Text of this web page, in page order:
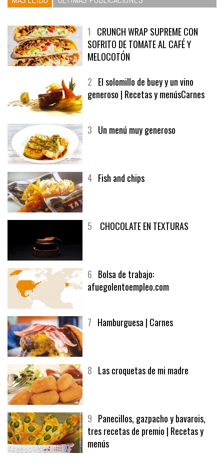
1 CRUNCH WRAP SUPREME CON
SOFRITO DE TOMATE AL CAFÉ Y
MELOCOTÓN
2 El solomillo de buey y un vino
generoso | Recetas y menúsCarnes
3 Un menú muy generoso
4 Fish and chips
5 CHOCOLATE EN TEXTURAS
6 Bolsa de trabajo:
afuegolentoempleo.com
7 Hamburguesa | Carnes
8 Las croquetas de mi madre
9 Panecillos, gazpacho y bavarois,
tres recetas de premio | Recetas y
menús